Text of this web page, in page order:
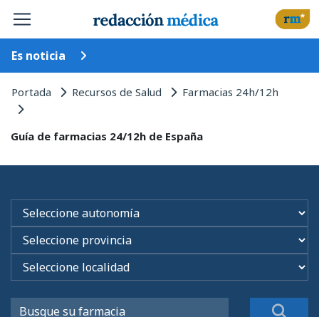
Es noticia
Portada Recursos de Salud Farmacias 24h/12h
Guía de farmacias 24/12h de España